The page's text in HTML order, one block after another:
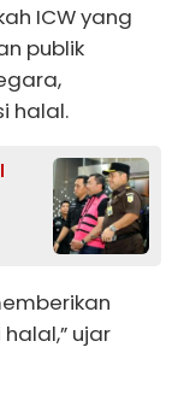
ICW yang
publik
halal.
ujar